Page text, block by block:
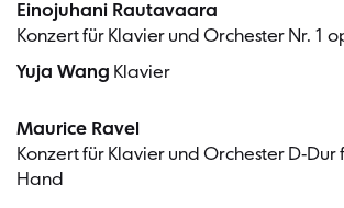
Einojuhani Rautavaara
Konzert für Klavier und Orchester Nr. 1
Yuja Wang Klavier
Maurice Ravel
Konzert für Klavier und Orchester D-Dur
Hand